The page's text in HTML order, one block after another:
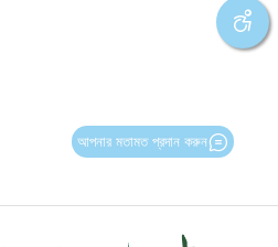
আপনার মতামত প্রদান করুন